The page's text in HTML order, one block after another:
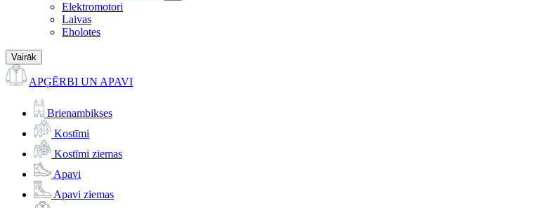
Elektromotori
Laivas
Eholotes
Vairāk
APĢĒRBI UN APAVI
Brienambikses
Kostīmi
Kostīmi ziemas
Apavi
Apavi ziemas